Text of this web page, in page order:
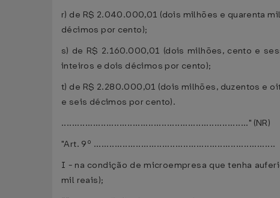
r) de R$ 2.040.000,01 (dois milhões e quarenta
décimos por cento);
s) de R$ 2.160.000,01 (dois milhões, cento e
inteiros e dois décimos por cento);
t) de R$ 2.280.000,01 (dois milhões, duzentos e
e seis décimos por cento).
......................................................................." (NR)
"Art. 9º .....................................................................
I - na condição de microempresa que tenha
mil reais);